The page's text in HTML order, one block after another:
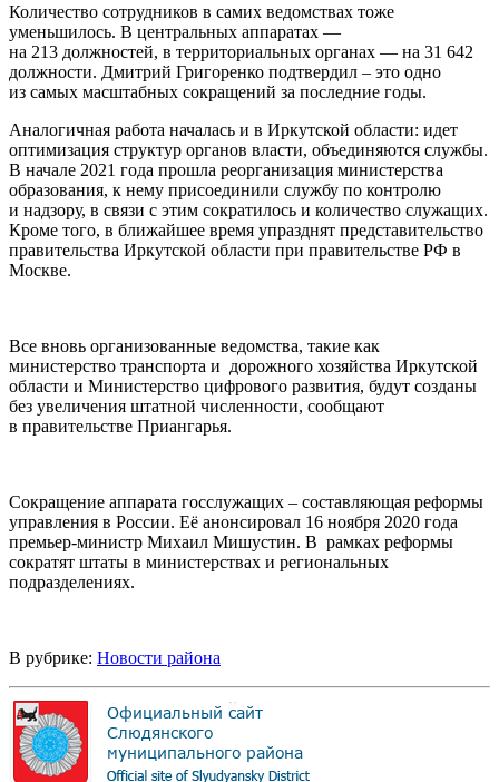
Количество сотрудников в самих ведомствах тоже
уменьшилось. В центральных аппаратах —
на 213 должностей, в территориальных органах — на 31 642
должности. Дмитрий Григоренко подтвердил – это одно
из самых масштабных сокращений за последние годы.
Аналогичная работа началась и в Иркутской области: идет
оптимизация структур органов власти, объединяются службы.
В начале 2021 года прошла реорганизация министерства
образования, к нему присоединили службу по контролю
и надзору, в связи с этим сократилось и количество служащих.
Кроме того, в ближайшее время упразднят представительство
правительства Иркутской области при правительстве РФ в
Москве.
Все вновь организованные ведомства, такие как
министерство транспорта и дорожного хозяйства Иркутской
области и Министерство цифрового развития, будут созданы
без увеличения штатной численности, сообщают
в правительстве Приангарья.
Сокращение аппарата госслужащих – составляющая реформы
управления в России. Её анонсировал 16 ноября 2020 года
премьер-министр Михаил Мишустин. В рамках реформы
сократят штаты в министерствах и региональных
подразделениях.
В рубрике: Новости района